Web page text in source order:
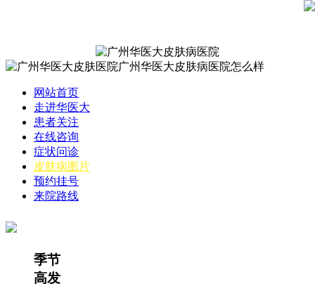
网站首页
走进华医大
患者关注
在线咨询
症状问诊
皮肤病图片
预约挂号
来院路线
季节
高发